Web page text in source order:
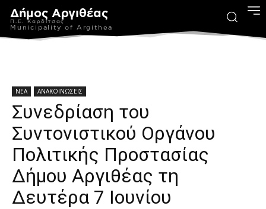
Δήμος Αργιθέας
Π.Ε. Καρδίτσας
Municipality of Argithea
ΝΕΑ ΑΝΑΚΟΙΝΩΣΕΙΣ
Συνεδρίαση του
Συντονιστικού Οργάνου
Πολιτικής Προστασίας
Δήμου Αργιθέας τη
Δευτέρα 7 Ιουνίου